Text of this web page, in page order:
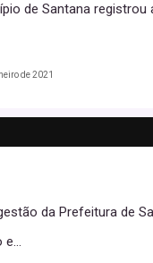
de Santana
de 2021
da Prefeitura de
e...